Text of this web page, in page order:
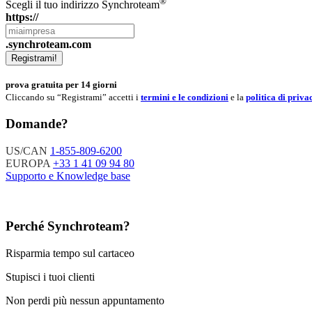
Scegli il tuo indirizzo Synchroteam
https://
.synchroteam.com
Registrami!
prova gratuita per 14 giorni
Cliccando su “Registrami” accetti i termini e le condizioni e la politica di
Domande?
US/CAN 1-855-809-6200
EUROPA +33 1 41 09 94 80
Supporto e Knowledge base
Perché Synchroteam?
Risparmia tempo sul cartaceo
Stupisci i tuoi clienti
Non perdi più nessun appuntamento